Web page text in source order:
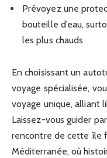
Prévoyez une
bouteille d’eau,
les plus chauds
En choisissant un
voyage spécialisée,
voyage unique, alliant
Laissez-vous guider
rencontre de cette île
Méditerranée, où